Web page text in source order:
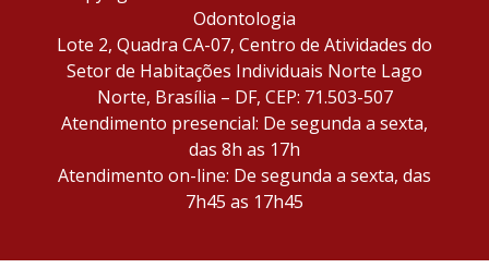
Odontologia
Lote 2, Quadra CA-07, Centro de Atividades do
Setor de Habitações Individuais Norte Lago
Norte, Brasília – DF, CEP: 71.503-507
Atendimento presencial: De segunda a sexta,
das 8h as 17h
Atendimento on-line: De segunda a sexta, das
7h45 as 17h45